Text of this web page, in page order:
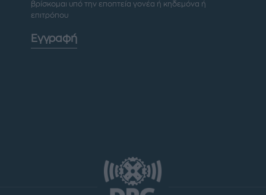
βρίσκομαι υπό την εποπτεία γονέα ή κηδεμόνα ή
επιτρόπου
Εγγραφή